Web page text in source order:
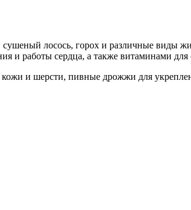
лосось, горох и различные виды
и работы сердца, а также витаминами для
и шерсти, пивные дрожжи для